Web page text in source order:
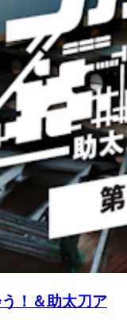
！＆助太刀ア